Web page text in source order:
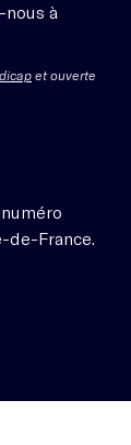
à
et ouverte
de-France.